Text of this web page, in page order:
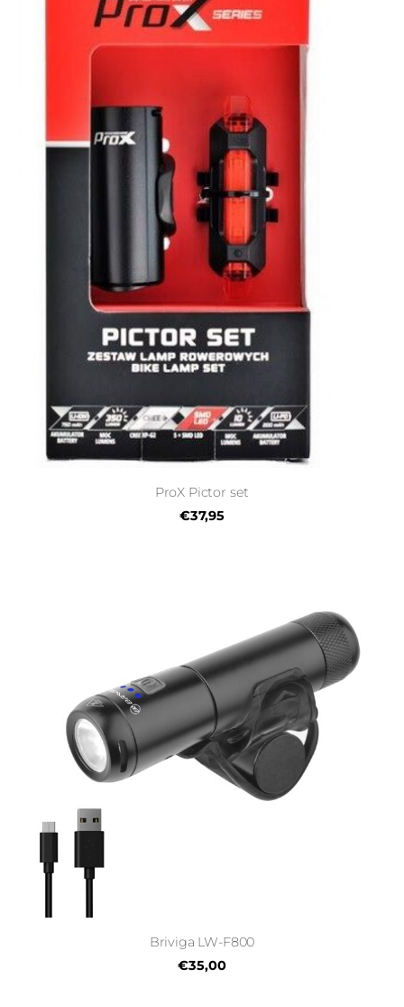
ProX Pictor set
€37,95
Briviga LW-F800
€35,00